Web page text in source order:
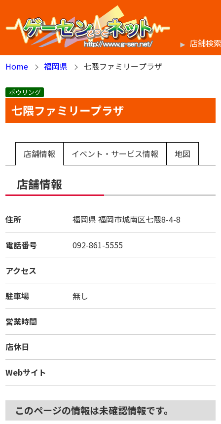
店舗検
Home
福岡県 七隈ファミリープラザ
ボウリング
七隈ファミリープラザ
店舗情報 イベント・サービス情報 地図
店舗情報
住所 福岡県 福岡市城南区七隈8-4-8
電話番号 092-861-5555
アクセス
駐車場 無し
営業時間
店休日
Webサイト
このページの情報は未確認情報です。